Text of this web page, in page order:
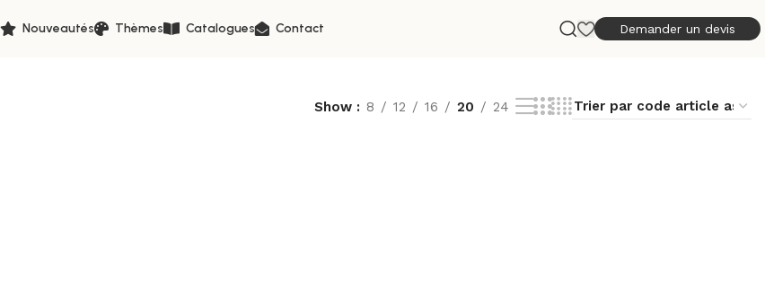
Nouveautés Thèmes Catalogues Contact Demander un devis
Show 8 12 16 20 24